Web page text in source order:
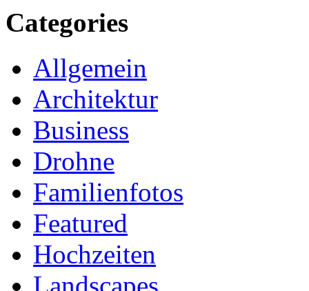
Categories
Allgemein
Architektur
Business
Drohne
Familienfotos
Featured
Hochzeiten